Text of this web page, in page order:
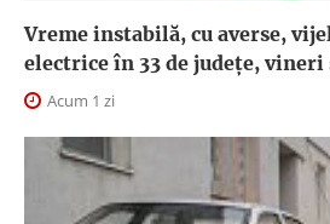
Vreme instabilă, cu averse,
electrice în 33 de județe, vineri
Acum 1 zi